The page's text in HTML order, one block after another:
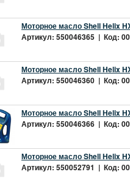
Моторное масло Shell Helix
Артикул: 550046365 | Код:
Моторное масло Shell Helix
Артикул: 550046360 | Код:
Моторное масло Shell Helix
Артикул: 550046366 | Код:
Моторное масло Shell Helix
Артикул: 550052791 | Код: